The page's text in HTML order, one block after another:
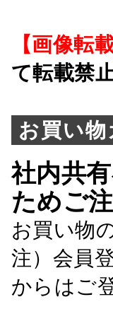
【画像転
て転載禁
お買
社内共
ためご
お買い物
注）会員
からはご